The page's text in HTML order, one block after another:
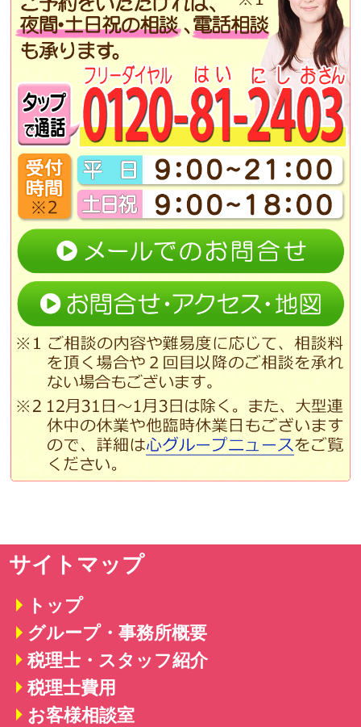
サイトマップ
トップ
グループ・事務所概要
税理士・スタッフ紹介
税理士費用
お客様相談室